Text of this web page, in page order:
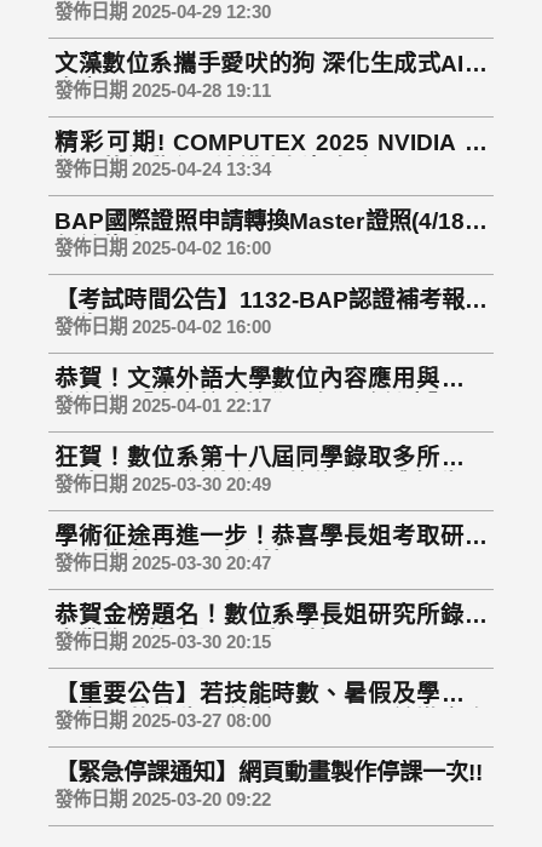
名/繳費期間：即日起-114.05.02 (五)中午
發佈日期 2025-04-29 12:30
文藻數位系攜手愛吠的狗 深化生成式AI教
育應用
發佈日期 2025-04-28 19:11
精彩可期! COMPUTEX 2025 NVIDIA 執
行長黃仁勳主題演講直播報名表
發佈日期 2025-04-24 13:34
BAP國際證照申請轉換Master證照(4/18中
午前截止)
發佈日期 2025-04-02 16:00
【考試時間公告】1132-BAP認證補考報名
公告!!
發佈日期 2025-04-02 16:00
恭賀！文藻外語大學數位內容應用與管理
系 通過【大專校院教學品保服務計畫】
發佈日期 2025-04-01 22:17
狂賀！數位系第十八屆同學錄取多所國立
研究所，再創佳績！數位系全體師生同
賀！
發佈日期 2025-03-30 20:49
學術征途再進一步！恭喜學長姐考取研究
所！第十七屆研究所榜單！
發佈日期 2025-03-30 20:47
恭賀金榜題名！數位系學長姐研究所錄取
大豐收！第十七屆研究所榜單！
發佈日期 2025-03-30 20:15
【重要公告】若技能時數、暑假及學期需
要實習的學生，請於4/30(三)以前繳交資
料，逾期不受理
發佈日期 2025-03-27 08:00
【緊急停課通知】網頁動畫製作停課一次!!
發佈日期 2025-03-20 09:22